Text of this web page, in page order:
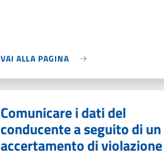
VAI ALLA PAGINA
Comunicare i dati del
conducente a seguito di un
accertamento di violazione